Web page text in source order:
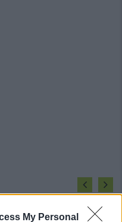
My Personal